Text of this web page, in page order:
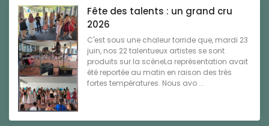
Fête des talents : un grand cru
2026
C'est sous une chaleur torride que, mardi 23
juin, nos 22 talentueux artistes se sont
produits sur la scèneLa représentation avait
été reportée au matin en raison des très
fortes températures. Nous avo ...